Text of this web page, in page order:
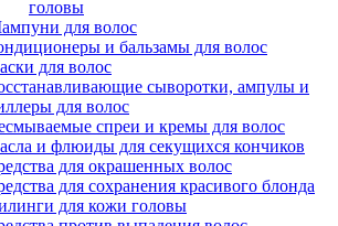
головы
для волос
и бальзамы для волос
для волос
сыворотки, ампулы и
для волос
спреи и кремы для волос
и флюиды для секущихся кончиков
для окрашенных волос
для сохранения красивого блонда
для кожи головы